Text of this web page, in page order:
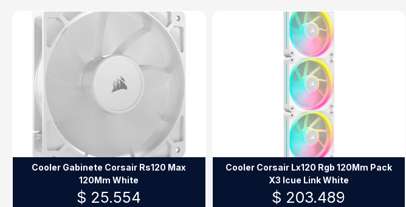
Cooler Gabinete Corsair Rs120 Max
120Mm White
$ 25.554
Cooler Corsair Lx120 Rgb 120Mm Pack
X3 Icue Link White
$ 203.489